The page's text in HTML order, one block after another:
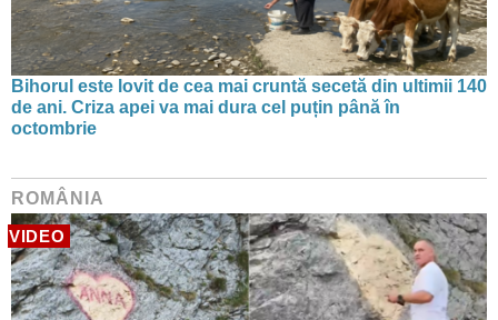
Bihorul este lovit de cea mai cruntă secetă din ultimii 140
de ani. Criza apei va mai dura cel puțin până în
octombrie
ROMÂNIA
VIDEO